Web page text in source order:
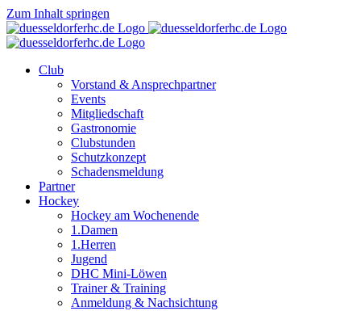
Zum Inhalt springen
Club
Vorstand & Ansprechpartner
Events
Mitgliedschaft
Gastronomie
Clubstunden
Schutzkonzept
Schadensmeldung
Partner
Hockey
Hockey am Wochenende
1.Damen
1.Herren
Jugend
DHC Mini-Löwen
Trainer & Training
Anmeldung & Nachsichtung